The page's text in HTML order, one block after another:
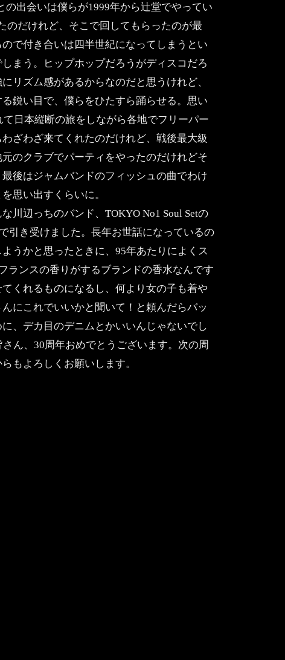
出会いは僕らが1999年から辻堂でやってい
のだけれど、そこで回してもらったのが最
で付き合いは四半世紀になってしまうとい
まう。ヒップホップだろうがディスコだろ
リズム感があるからなのだと思うけれど、
鋭い目で、僕らをひたすら踊らせる。思い
日本縦断の旅をしながら各地でフリーパー
ざわざ来てくれたのだけれど、戦後最大級
のクラブでパーティをやったのだけれどそ
後はジャムバンドのフィッシュの曲でわけ
思い出すくらいに。
辺っちのバンド、TOKYO No1 Soul Setの
引き受けました。長年お世話になっているの
うかと思ったときに、95年あたりによくス
ランスの香りがするブランドの香水なんです
くれるものになるし、何より女の子も着や
にこれでいいかと聞いて！と頼んだらバッ
、デカ目のデニムとかいいんじゃないでし
ん、30周年おめでとうございます。次の周
らもよろしくお願いします。